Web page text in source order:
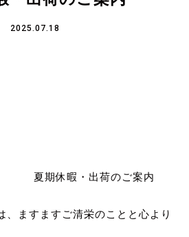
2025.07.18
出荷のご案内
、ますますご清栄のことと心より